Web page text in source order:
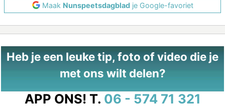
Maak Nunspeetsdagbladje Google-favoriet
Heb je een leuke tip, foto of video die je
met ons wilt delen?
APP ONS! T. 06 - 574 71 321